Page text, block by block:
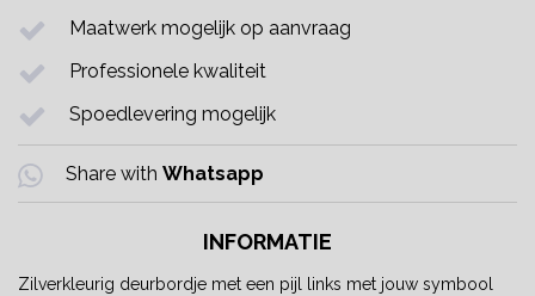
Maatwerk mogelijk op aanvraag
Professionele kwaliteit
Spoedlevering mogelijk
Share with Whatsapp
INFORMATIE
Zilverkleurig deurbordje met een pijl links met jouw symbool